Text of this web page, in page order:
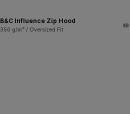
B&C Influence Zip Hood
350 g/m² / Oversized Fit